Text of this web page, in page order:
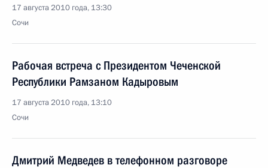
17 августа 2010 года, 13:30
Сочи
Рабочая встреча с Президентом Чеченской
Республики Рамзаном Кадыровым
17 августа 2010 года, 13:10
Сочи
Дмитрий Медведев в телефонном разговоре